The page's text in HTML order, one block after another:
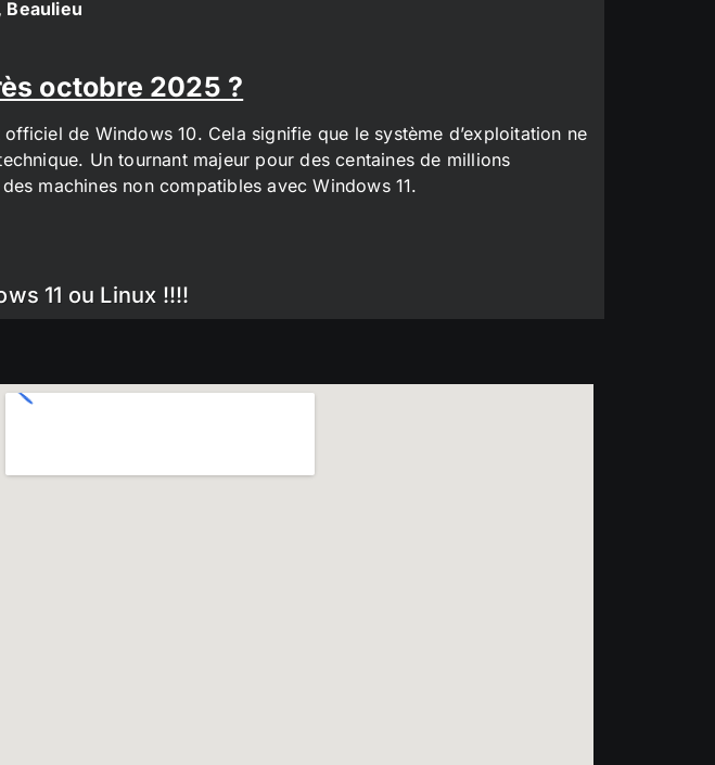
octobre 2025 ?
de Windows 10. Cela signifie que le système d’exploitation ne
Un tournant majeur pour des centaines de millions
machines non compatibles avec Windows 11.
11 ou Linux !!!!